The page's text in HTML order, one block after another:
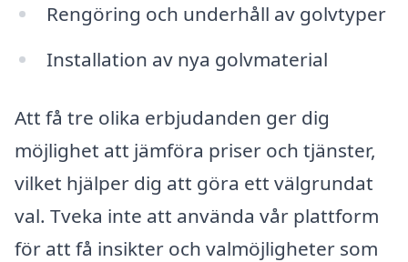
Rengöring och underhåll av golvtyper
Installation av nya golvmaterial
Att få tre olika erbjudanden ger dig
möjlighet att jämföra priser och tjänster,
vilket hjälper dig att göra ett välgrundat
val. Tveka inte att använda vår plattform
för att få insikter och valmöjligheter som